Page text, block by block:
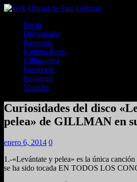
Inicio
Discografía
Biografía
Kultura Rock
Gillmanfest
Facebook
Instagram
Youtube
Curiosidades del disco
pelea» de GILLMAN en
enero 6, 2014 0
1.-«Levántate y pelea» es la única
se ha sido tocada EN TODOS LOS